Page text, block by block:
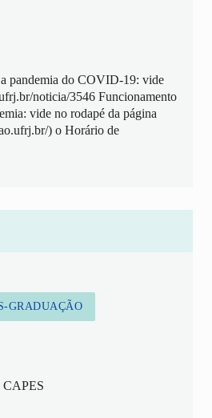
pandemia do COVID-19: vide
noticia/3546 Funcionamento
vide no rodapé da página
) o Horário de
GRADUAÇÃO
CAPES